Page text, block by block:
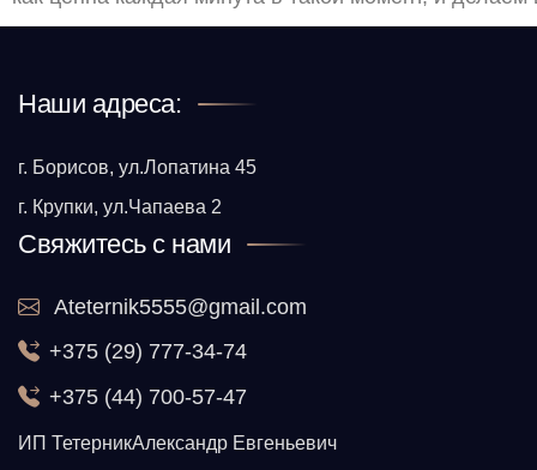
Наши адреса:
г. Борисов, ул.Лопатина 45
г. Крупки, ул.Чапаева 2
Свяжитесь с нами
Ateternik5555@gmail.com
+375 (29) 777-34-74
+375 (44) 700-57-47
ИП ТетерникАлександр Евгеньевич